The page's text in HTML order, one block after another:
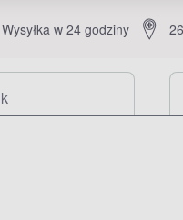
Wysyłka w 24 godziny